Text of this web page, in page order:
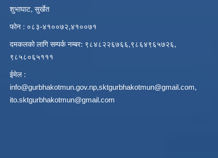
शुभाघाट, सुर्खेत
फोन : ०८३-४१००७२,४१००७१
दमकलको लागि सम्पर्क नम्बर: ९८४८२२६७६६,९८६४९६५७२६,
९८५८०६५१११
ईमेल :
info@gurbhakotmun.gov.np,sktgurbhakotmun@gmail.com,
ito.sktgurbhakotmun@gmail.com